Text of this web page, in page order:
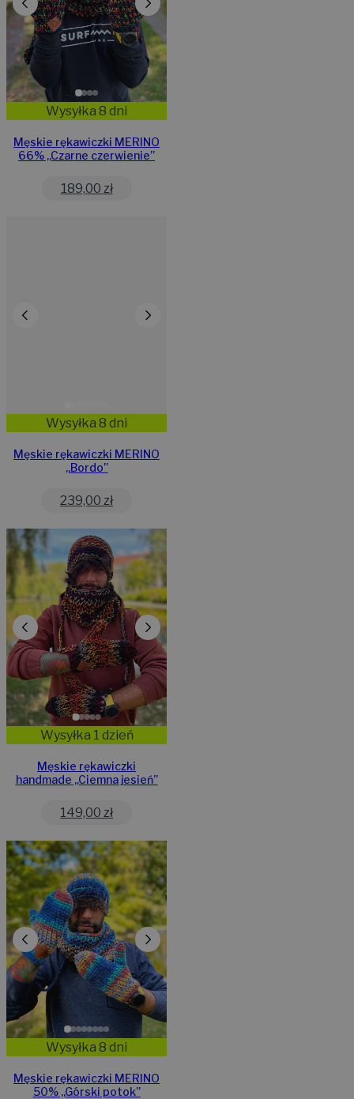
Wysyłka 8 dni
Męskie rękawiczki MERINO
66% ,,Czarne czerwienie”
189,00 zł
Wysyłka 8 dni
Męskie rękawiczki MERINO
„Bordo”
239,00 zł
Wysyłka 1 dzień
Męskie rękawiczki
handmade ,,Ciemna jesień”
149,00 zł
Wysyłka 8 dni
Męskie rękawiczki MERINO
50% ,,Górski potok”